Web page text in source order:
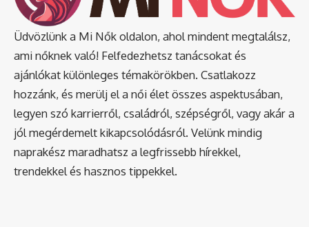
Üdvözlünk a Mi Nők oldalon, ahol mindent megtalálsz,
ami nőknek való! Felfedezhetsz tanácsokat és
ajánlókat különleges témakörökben. Csatlakozz
hozzánk, és merülj el a női élet összes aspektusában,
legyen szó karrierről, családról, szépségről, vagy akár a
jól megérdemelt kikapcsolódásról. Velünk mindig
naprakész maradhatsz a legfrissebb hírekkel,
trendekkel és hasznos tippekkel.